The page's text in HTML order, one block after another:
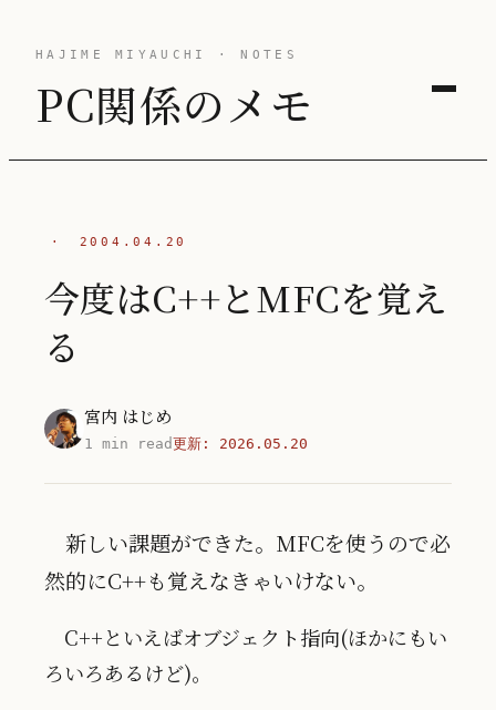
HAJIME MIYAUCHI · NOTES
PC関係のメモ
· 2004.04.20
今度はC++とMFCを覚え
る
宮内 はじめ
1 min read更新: 2026.05.20
新しい課題ができた。MFCを使うので必
然的にC++も覚えなきゃいけない。
C++といえばオブジェクト指向(ほかにもい
ろいろあるけど)。